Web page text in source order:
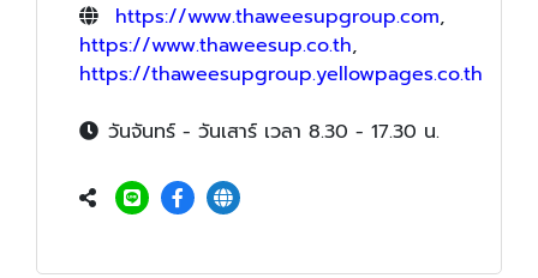
https://www.thaweesupgroup.com,
https://www.thaweesup.co.th,
https://thaweesupgroup.yellowpages.co.th
วันจันทร์ - วันเสาร์ เวลา 8.30 - 17.30 น.